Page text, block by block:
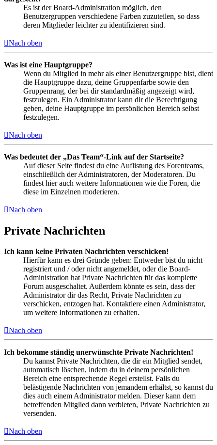
Es ist der Board-Administration möglich, den
Benutzergruppen verschiedene Farben zuzuteilen, so dass
deren Mitglieder leichter zu identifizieren sind.
Nach oben
Was ist eine Hauptgruppe?
Wenn du Mitglied in mehr als einer Benutzergruppe bist, dient
die Hauptgruppe dazu, deine Gruppenfarbe sowie den
Gruppenrang, der bei dir standardmäßig angezeigt wird,
festzulegen. Ein Administrator kann dir die Berechtigung
geben, deine Hauptgruppe im persönlichen Bereich selbst
festzulegen.
Nach oben
Was bedeutet der „Das Team“-Link auf der Startseite?
Auf dieser Seite findest du eine Auflistung des Forenteams,
einschließlich der Administratoren, der Moderatoren. Du
findest hier auch weitere Informationen wie die Foren, die
diese im Einzelnen moderieren.
Nach oben
Private Nachrichten
Ich kann keine Privaten Nachrichten verschicken!
Hierfür kann es drei Gründe geben: Entweder bist du nicht
registriert und / oder nicht angemeldet, oder die Board-
Administration hat Private Nachrichten für das komplette
Forum ausgeschaltet. Außerdem könnte es sein, dass der
Administrator dir das Recht, Private Nachrichten zu
verschicken, entzogen hat. Kontaktiere einen Administrator,
um weitere Informationen zu erhalten.
Nach oben
Ich bekomme ständig unerwünschte Private Nachrichten!
Du kannst Private Nachrichten, die dir ein Mitglied sendet,
automatisch löschen, indem du in deinem persönlichen
Bereich eine entsprechende Regel erstellst. Falls du
belästigende Nachrichten von jemandem erhältst, so kannst du
dies auch einem Administrator melden. Dieser kann dem
betreffenden Mitglied dann verbieten, Private Nachrichten zu
versenden.
Nach oben